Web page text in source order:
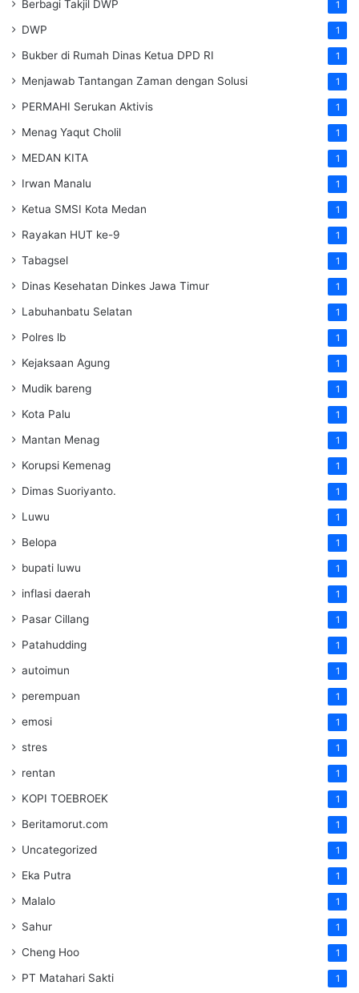
Berbagi Takjil DWP 1
DWP 1
Bukber di Rumah Dinas Ketua DPD RI 1
Menjawab Tantangan Zaman dengan Solusi 1
PERMAHI Serukan Aktivis 1
Menag Yaqut Cholil 1
MEDAN KITA 1
Irwan Manalu 1
Ketua SMSI Kota Medan 1
Rayakan HUT ke-9 1
Tabagsel 1
Dinas Kesehatan Dinkes Jawa Timur 1
Labuhanbatu Selatan 1
Polres lb 1
Kejaksaan Agung 1
Mudik bareng 1
Kota Palu 1
Mantan Menag 1
Korupsi Kemenag 1
Dimas Suoriyanto. 1
Luwu 1
Belopa 1
bupati luwu 1
inflasi daerah 1
Pasar Cillang 1
Patahudding 1
autoimun 1
perempuan 1
emosi 1
stres 1
rentan 1
KOPI TOEBROEK 1
Beritamorut.com 1
Uncategorized 1
Eka Putra 1
Malalo 1
Sahur 1
Cheng Hoo 1
PT Matahari Sakti 1